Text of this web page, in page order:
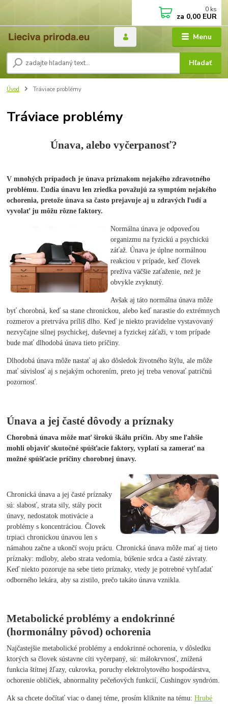
Menu
Hľadať
0 ks
za 0,00 EUR
Úvod Tráviace problémy
Tráviace problémy
Únava, alebo vyčerpanosť?
V mnohých prípadoch je únava príznakom nejakého zdravotného
problému. Ľudia únavu len zriedka považujú za symptóm nejakého
ochorenia, pretože únava sa často prejavuje aj u zdravých ľudí a
vyvolať ju môžu rôzne faktory.
Normálna únava je odpoveďou
organizmu na fyzickú a psychickú
záťaž. Únava je úplne normálnou
reakciou v prípade, keď človek
prežíva väčšie zaťaženie, než je
obvykle zvyknutý.
Avšak aj táto normálna únava môže
byť chorobná, keď sa stane chronickou, alebo keď narastie do extrémnych
rozmerov a pretrváva príliš dlho. Keď je niekto pravidelne vystavovaný
nezvyčajne silnej psychickej, duševnej a fyzickej záťaži, v tom prípade
bude mať dlhodobá únava tieto príčiny.
Dlhodobá únava môže nastať aj ako dôsledok životného štýlu, ale môže
mať súvislosť aj s nejakým ochorením, preto jej treba venovať patričnú
pozornosť.
Únava a jej časté dôvody a príznaky
Chorobná únava môže mať širokú škálu príčin. Aby sme ľahšie
mohli objaviť skutočné spúšťacie faktory, vyplatí sa zamerať na
možné spúšťacie príčiny chorobnej únavy.
Chronická únava a jej časté príznaky
sú: slabosť, strata sily, stály pocit
únavy, nedostatok motivácie a
problémy s koncentráciou. Človek
trpiaci chronickou únavou len s
námahou začne a ukončí svoju prácu. Chronická únava môže mať aj tieto
príznaky: mdloby, alebo strata vedomia, búšenie srdca a časté závraty.
Keď niekto pozoruje na sebe tieto príznaky, vtedy je potrebné vyhľadať
odborného lekára, aby sa zistilo, prečo takáto únava vznikla.
Metabolické problémy a endokrinné
(hormonálny pôvod) ochorenia
Najčastejšie metabolické problémy a endokrinné ochorenia, v dôsledku
ktorých sa človek sústavne cíti vyčerpaný, sú: málokrvnosť, znížená
funkcia štítnej žľazy, cukrovka, poruchy elektrolytového hospodárstva,
ochorenie obličiek, abnormality pečeňových funkcií, Cushingov syndróm.
Ak sa chcete dočítať viac o danej téme, prosím kliknite na tému:Hrubé